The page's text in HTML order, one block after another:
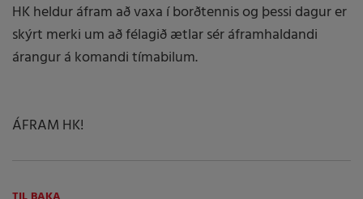
HK heldur áfram að vaxa í borðtennis og þessi dagur er
skýrt merki um að félagið ætlar sér áframhaldandi
árangur á komandi tímabilum.
ÁFRAM HK!